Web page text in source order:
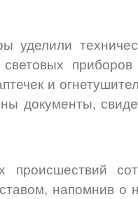
уделили
и
документы,
напомнив о